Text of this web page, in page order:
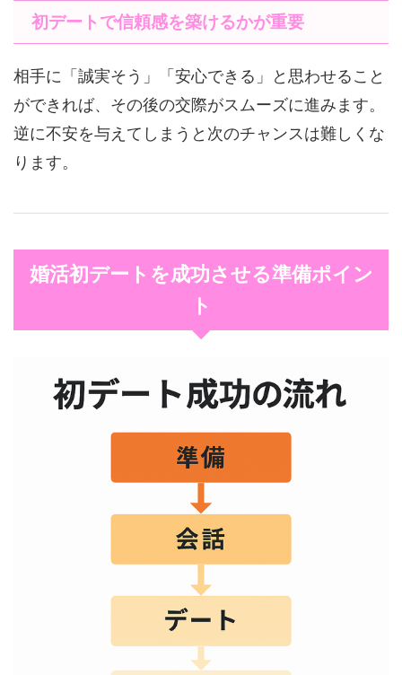
初デートで信頼感を築けるかが重要
相手に「誠実そう」「安心できる」と思わせること
ができれば、その後の交際がスムーズに進みます。
逆に不安を与えてしまうと次のチャンスは難しくな
ります。
婚活初デートを成功させる準備ポイン
ト